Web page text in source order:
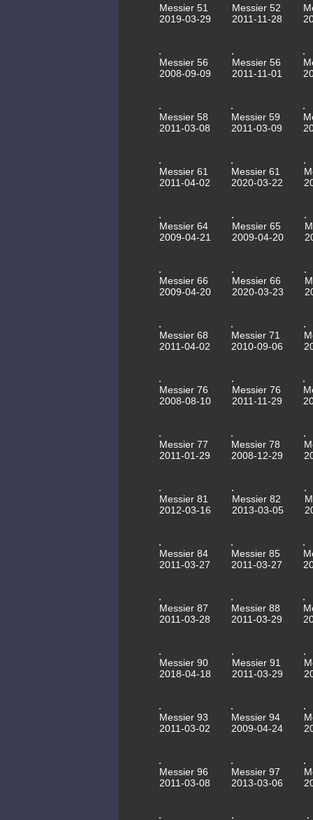
Messier 51
2019-03-29
Messier 52
2011-11-28
Messier 56
2008-09-09
Messier 56
2011-11-01
Messier 58
2011-03-08
Messier 59
2011-03-09
Messier 61
2011-04-02
Messier 61
2020-03-22
Messier 64
2009-04-21
Messier 65
2009-04-20
Messier 66
2009-04-20
Messier 66
2020-03-23
Messier 68
2011-04-02
Messier 71
2010-09-06
Messier 76
2008-08-10
Messier 76
2011-11-29
Messier 77
2011-01-29
Messier 78
2008-12-29
Messier 81
2012-03-16
Messier 82
2013-03-05
Messier 84
2011-03-27
Messier 85
2011-03-27
Messier 87
2011-03-28
Messier 88
2011-03-29
Messier 90
2018-04-18
Messier 91
2011-03-29
Messier 93
2011-03-02
Messier 94
2009-04-24
Messier 96
2011-03-08
Messier 97
2013-03-06